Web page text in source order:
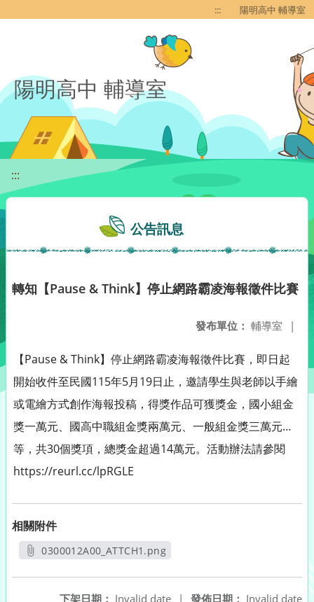
::: 陽明高中 輔導室
陽明高中 輔導室
:::
公告訊息
轉知【Pause & Think】停止網路霸凌海報徵件比賽
發布單位： 輔導室 |
【Pause & Think】停止網路霸凌海報徵件比賽，即日起
開始收件至民國115年5月19日止，邀請學生與老師以手繪
或電繪方式創作海報投稿，得獎作品可獲獎金，國小組金
獎一萬元、國高中職組金獎兩萬元、一般組金獎三萬元…
等，共30個獎項，總獎金超過14萬元。活動辦法請參閱
https://reurl.cc/lpRGLE
相關附件
0300012A00_ATTCH1.png
發佈日期： Invalid date
下架日期： Invalid date
|